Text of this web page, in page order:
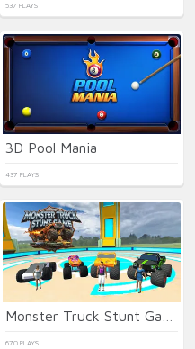
537 PLAYS
3D Pool Mania
437 PLAYS
670 PLAYS